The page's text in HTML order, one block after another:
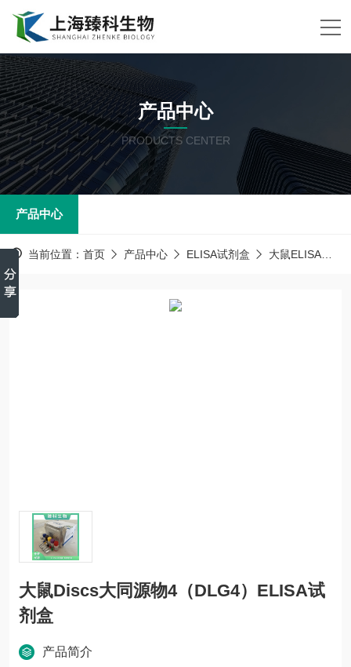
产品中心
PRODUCTS CENTER
产品中心
当前位置： 首页 产品中心 ELISA试剂盒 大鼠ELISA试剂盒
大鼠Discs大同源物4（DLG4）ELISA试
剂盒
产品简介